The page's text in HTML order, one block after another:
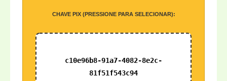
CHAVE PIX (PRESSIONE PARA SELECIONAR):
c10e96b8-91a7-4082-8e2c-
81f51f543c94